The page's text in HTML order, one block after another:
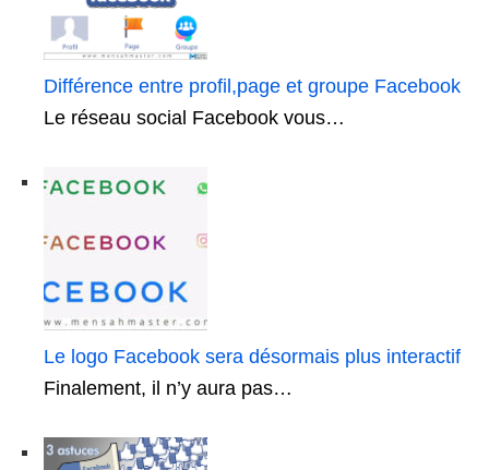
Différence entre profil,page et groupe Facebook
Le réseau social Facebook vous…
Le logo Facebook sera désormais plus interactif
Finalement, il n’y aura pas…